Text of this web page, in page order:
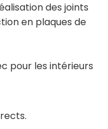
des joints
en plaques de
pour les intérieurs